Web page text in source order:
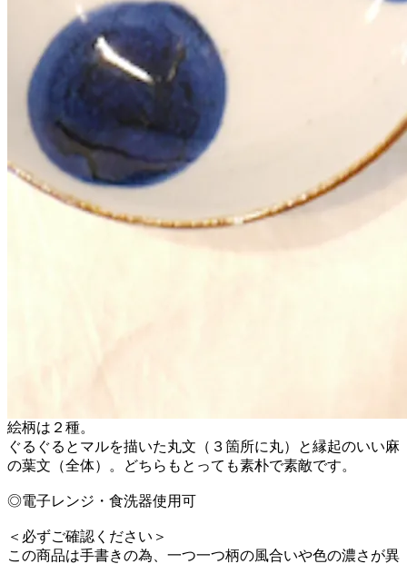
絵柄は２種。
ぐるぐるとマルを描いた丸文（３箇所に丸）と縁起のいい麻
の葉文（全体）。どちらもとっても素朴で素敵です。
◎電子レンジ・食洗器使用可
＜必ずご確認ください＞
この商品は手書きの為、一つ一つ柄の風合いや色の濃さが異